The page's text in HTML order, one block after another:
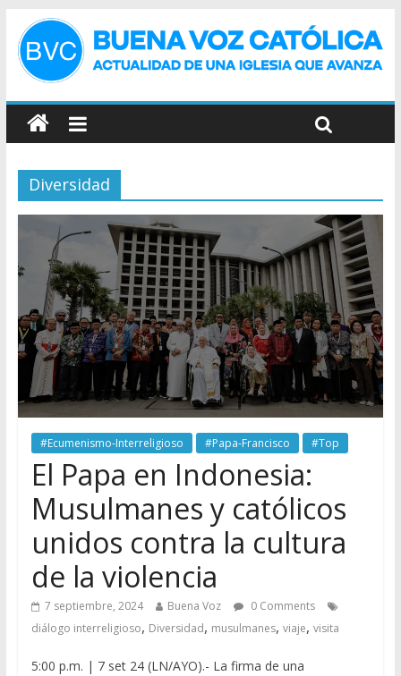
Diversidad
#Ecumenismo-Interreligioso #Papa-Francisco #Top
El Papa en Indonesia:
Musulmanes y católicos
unidos contra la cultura
de la violencia
7 septiembre, 2024 Buena Voz
0 Comments
diálogo interreligioso, Diversidad, musulmanes, viaje, visita
5:00 p.m. | 7 set 24 (LN/AYO).- La firma de una